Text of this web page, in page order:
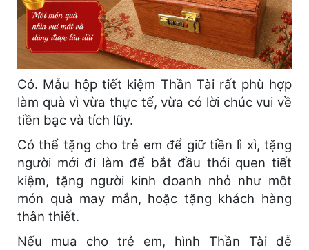
Có. Mẫu hộp tiết kiệm Thần Tài rất phù hợp
làm quà vì vừa thực tế, vừa có lời chúc vui về
tiền bạc và tích lũy.
Có thể tặng cho trẻ em để giữ tiền lì xì, tặng
người mới đi làm để bắt đầu thói quen tiết
kiệm, tặng người kinh doanh nhỏ như một
món quà may mắn, hoặc tặng khách hàng
thân thiết.
Nếu mua cho trẻ em, hình Thần Tài dễ